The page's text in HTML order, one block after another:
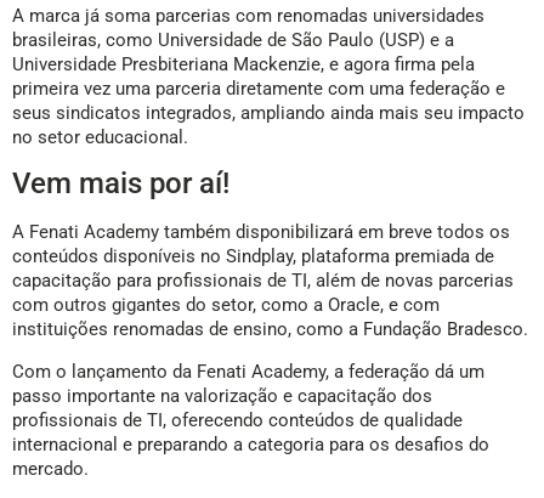
A marca já soma parcerias com renomadas universidades
brasileiras, como Universidade de São Paulo (USP) e a
Universidade Presbiteriana Mackenzie, e agora firma pela
primeira vez uma parceria diretamente com uma federação e
seus sindicatos integrados, ampliando ainda mais seu impacto
no setor educacional.
Vem mais por aí!
A Fenati Academy também disponibilizará em breve todos os
conteúdos disponíveis no Sindplay, plataforma premiada de
capacitação para profissionais de TI, além de novas parcerias
com outros gigantes do setor, como a Oracle, e com
instituições renomadas de ensino, como a Fundação Bradesco.
Com o lançamento da Fenati Academy, a federação dá um
passo importante na valorização e capacitação dos
profissionais de TI, oferecendo conteúdos de qualidade
internacional e preparando a categoria para os desafios do
mercado.